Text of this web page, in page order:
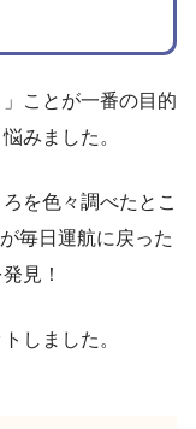
ことが一番の目的
みました。
を色々調べたとこ
毎日運航に戻った
見！
しました。